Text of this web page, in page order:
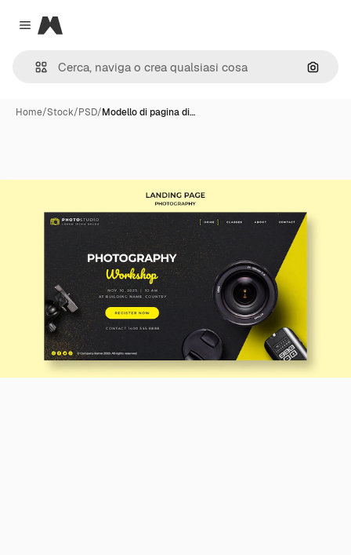
Close menu
Magnific
Cerca
Home/Stock/PSD/Modello di pagina di…